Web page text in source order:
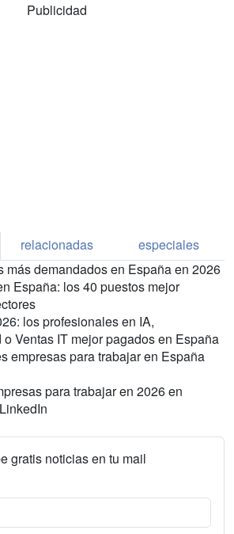
Publicidad
relacionadas
especiales
más demandados en España en 2026
España: los 40 puestos mejor
los profesionales en IA,
Ventas IT mejor pagados en España
empresas para trabajar en España
para trabajar en 2026 en
gratis noticias en tu mail